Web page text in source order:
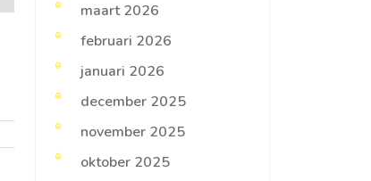
maart 2026
februari 2026
januari 2026
december 2025
november 2025
oktober 2025